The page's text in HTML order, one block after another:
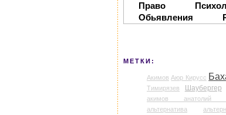
Право
Обьявления
МЕТКИ:
Акимов Аюр Кирусс
Тимирязев
Шаубергер
акимов анатолий
альтернатива